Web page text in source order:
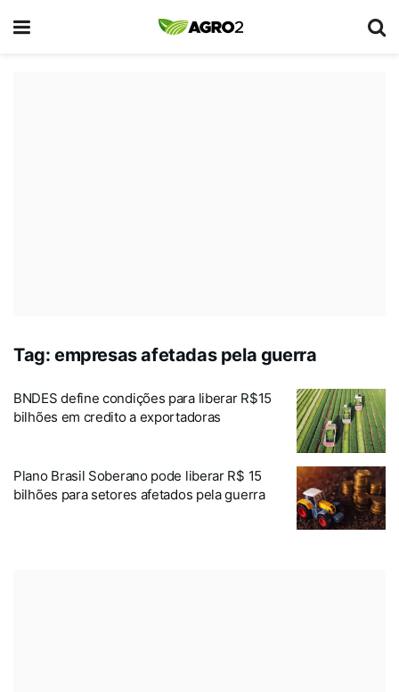
Tag: empresas afetadas pela guerra
BNDES define condições para liberar R$15
bilhões em credito a exportadoras
Plano Brasil Soberano pode liberar R$ 15
bilhões para setores afetados pela guerra